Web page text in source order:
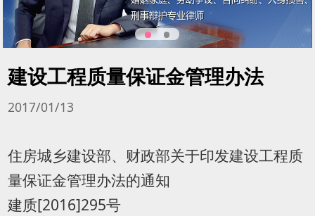
建设工程质量保证金管理办法
2017/01/13
住房城乡建设部、财政部关于印发建设工程质
量保证金管理办法的通知
建质[2016]295号